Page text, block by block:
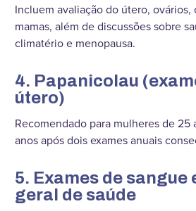
Incluem avaliação do útero,
mamas, além de discussões sobre
climatério e menopausa.
4. Papanicolau
útero)
Recomendado para mulheres de 25
anos após dois exames anuais
5. Exames de sangue
geral de saúde